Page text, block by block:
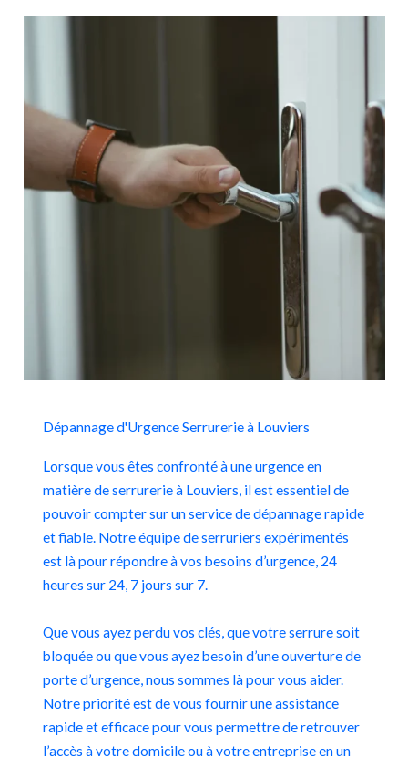
Dépannage d'Urgence Serrurerie à Louviers
Lorsque vous êtes confronté à une urgence en
matière de serrurerie à Louviers, il est essentiel de
pouvoir compter sur un service de dépannage rapide
et fiable. Notre équipe de serruriers expérimentés
est là pour répondre à vos besoins d’urgence, 24
heures sur 24, 7 jours sur 7.
Que vous ayez perdu vos clés, que votre serrure soit
bloquée ou que vous ayez besoin d’une ouverture de
porte d’urgence, nous sommes là pour vous aider.
Notre priorité est de vous fournir une assistance
rapide et efficace pour vous permettre de retrouver
l’accès à votre domicile ou à votre entreprise en un